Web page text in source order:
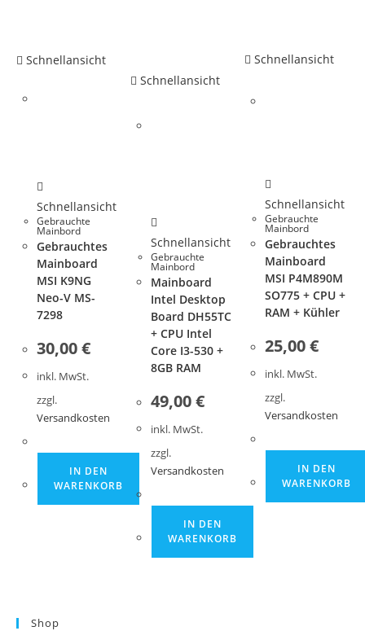
Schnellansicht
Schnellansicht
Gebrauchte
Mainbord
Gebrauchtes
Mainboard
MSI K9NG
Neo-V MS-
7298
30,00€
inkl. MwSt.
zzgl.
Versandkosten
IN DEN
WARENKORB
Schnellansicht
Schnellansicht
Gebrauchte
Mainbord
Mainboard
Intel Desktop
Board DH55TC
+ CPU Intel
Core I3-530 +
8GB RAM
49,00€
inkl. MwSt.
zzgl.
Versandkosten
IN DEN
WARENKORB
Schnellansicht
Schnellansicht
Gebrauchte
Mainbord
Gebrauchtes
Mainboard
MSI P4M890M
SO775 + CPU +
RAM + Kühler
25,00€
inkl. MwSt.
zzgl.
Versandkosten
IN DEN
WARENKORB
Shop